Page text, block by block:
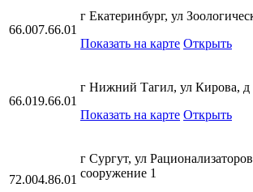
66.007.66.01
г Екатеринбург, ул
Показать на карте Открыть
66.019.66.01
г Нижний Тагил, ул Кирова, д
Показать на карте Открыть
72.004.86.01
г Сургут, ул
сооружение 1